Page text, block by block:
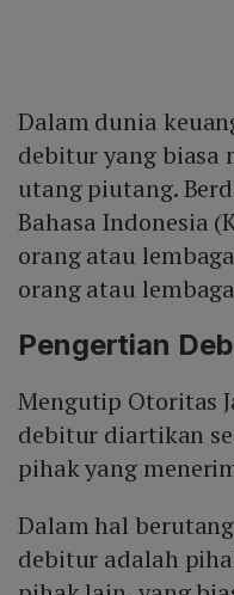
Dalam dunia
debitur yang biasa
utang piutang.
Bahasa Indonesia
orang atau
orang atau
Pengertian
Mengutip Otoritas
debitur diartikan
pihak yang
Dalam hal
debitur adalah